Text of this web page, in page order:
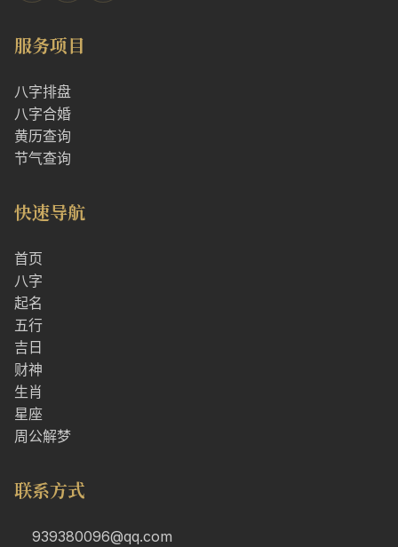
服务项目
八字排盘
八字合婚
黄历查询
节气查询
快速导航
首页
八字
起名
五行
吉日
财神
生肖
星座
周公解梦
联系方式
939380096@qq.com